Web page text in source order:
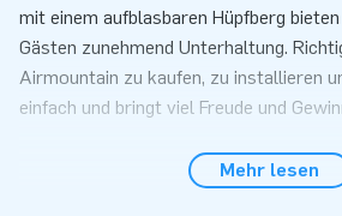
mit einem aufblasbaren Hüpfberg
Gästen zunehmend Unterhaltung.
Airmountain zu kaufen, zu installieren
einfach und bringt viel Freude und
Der Airmountain wird als Bausatz
Mehr lesen